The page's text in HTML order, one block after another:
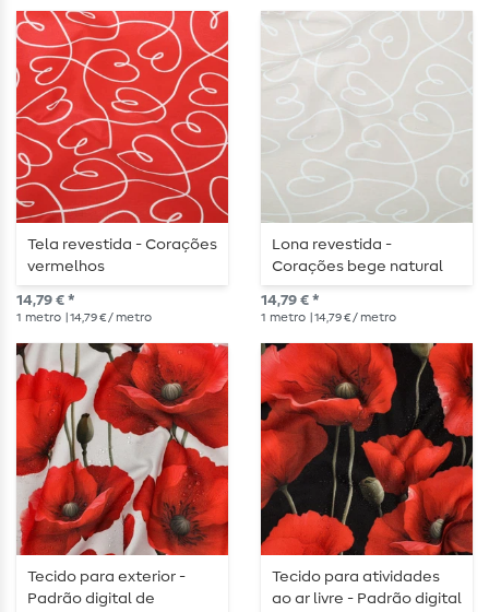
Tela revestida - Corações
vermelhos
14,79 € *
1 metro | 14,79 € / metro
Lona revestida -
Corações bege natural
14,79 € *
1 metro | 14,79 € / metro
Tecido para exterior -
Padrão digital de
Tecido para atividades
ao ar livre - Padrão digital